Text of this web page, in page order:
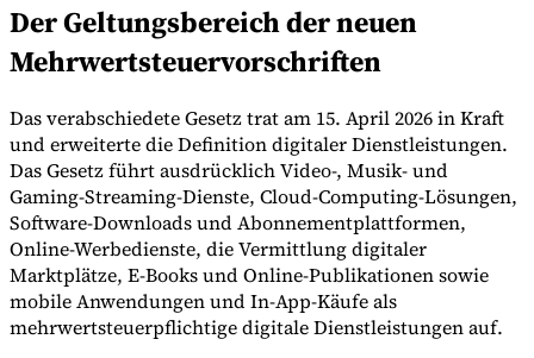
Experts
Unsere AutorenBeitragender werdenWählen Sie einen Experten
Der Geltungsbereich der neuen
Mehrwertsteuervorschriften
Das verabschiedete Gesetz trat am 15. April 2026 in Kraft
und erweiterte die Definition digitaler Dienstleistungen.
Das Gesetz führt ausdrücklich Video-, Musik- und
Gaming-Streaming-Dienste, Cloud-Computing-Lösungen,
Software-Downloads und Abonnementplattformen,
Online-Werbedienste, die Vermittlung digitaler
Marktplätze, E-Books und Online-Publikationen sowie
mobile Anwendungen und In-App-Käufe als
mehrwertsteuerpflichtige digitale Dienstleistungen auf.